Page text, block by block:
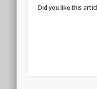
Did you like this